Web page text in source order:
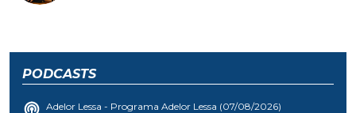
PODCASTS
Adelor Lessa - Programa Adelor Lessa (07/08/2026)